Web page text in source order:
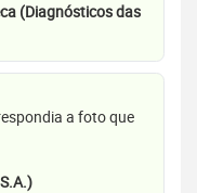
(Diagnósticos das
a foto que